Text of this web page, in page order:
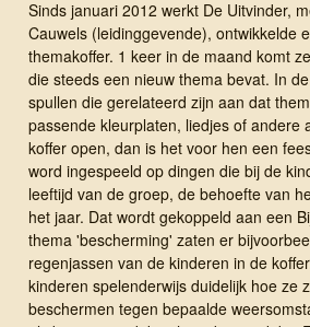
Sinds januari 2012 werkt De Uitvinder,
Cauwels (leidinggevende), ontwikkelde
themakoffer. 1 keer in de maand komt
die steeds een nieuw thema bevat. In
spullen die gerelateerd zijn aan dat
passende kleurplaten, liedjes of andere
koffer open, dan is het voor hen een
word ingespeeld op dingen die bij de
leeftijd van de groep, de behoefte van
het jaar. Dat wordt gekoppeld aan een
thema 'bescherming' zaten er
regenjassen van de kinderen in de
kinderen spelenderwijs duidelijk hoe ze
beschermen tegen bepaalde